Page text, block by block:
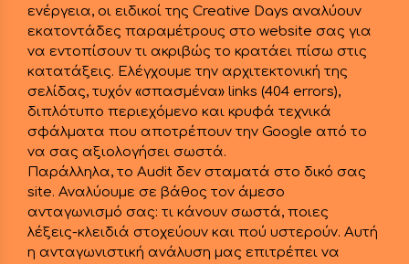
ενέργεια, οι ειδικοί της Creative Days αναλύουν
εκατοντάδες παραμέτρους στο website σας για
να εντοπίσουν τι ακριβώς το κρατάει πίσω στις
κατατάξεις. Ελέγχουμε την αρχιτεκτονική της
σελίδας, τυχόν «σπασμένα» links (404 errors),
διπλότυπο περιεχόμενο και κρυφά τεχνικά
σφάλματα που αποτρέπουν την Google από το
να σας αξιολογήσει σωστά.
Παράλληλα, το Audit δεν σταματά στο δικό σας
site. Αναλύουμε σε βάθος τον άμεσο
ανταγωνισμό σας: τι κάνουν σωστά, ποιες
λέξεις-κλειδιά στοχεύουν και πού υστερούν. Αυτή
η ανταγωνιστική ανάλυση μας επιτρέπει να